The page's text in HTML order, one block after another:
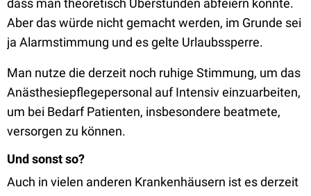
dass man theoretisch Überstunden abfeiern könnte.
Aber das würde nicht gemacht werden, im Grunde sei
ja Alarmstimmung und es gelte Urlaubssperre.
Man nutze die derzeit noch ruhige Stimmung, um das
Anästhesiepflegepersonal auf Intensiv einzuarbeiten,
um bei Bedarf Patienten, insbesondere beatmete,
versorgen zu können.
Und sonst so?
Auch in vielen anderen Krankenhäusern ist es derzeit